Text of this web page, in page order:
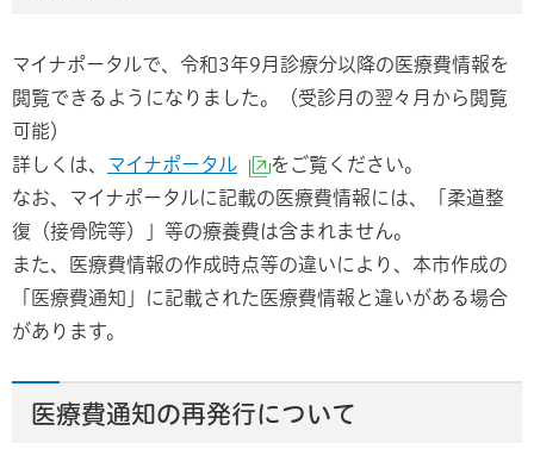
マイナポータルで、令和3年9月診療分以降の医療費情報を
閲覧できるようになりました。（受診月の翌々月から閲覧
可能）
詳しくは、 マイナポータル （外部サイトへリンク）
をご覧ください。
なお、マイナポータルに記載の医療費情報には、「柔道整
復（接骨院等）」等の療養費は含まれません。
また、医療費情報の作成時点等の違いにより、本市作成の
「医療費通知」に記載された医療費情報と違いがある場合
があります。
医療費通知の再発行について